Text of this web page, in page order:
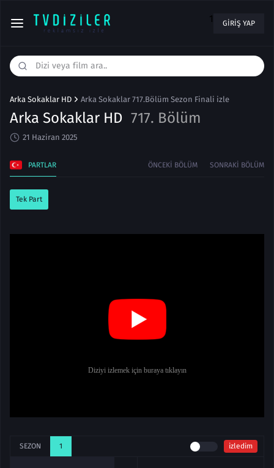
1 GIRIŞ YAP
Arka Sokaklar HD Arka Sokaklar 717.Bölüm Sezon Finali izle
Arka Sokaklar HD 717. Bölüm
21 Haziran 2025
PARTLAR ÖNCEKI BÖLÜM SONRAKI BÖLÜM
Tek Part
SEZON 1 izledim